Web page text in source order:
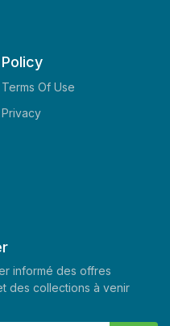
Policy
Terms Of Use
Privacy
informé des offres
des collections à venir